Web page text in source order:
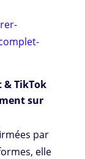
& TikTok
sur
par
elle